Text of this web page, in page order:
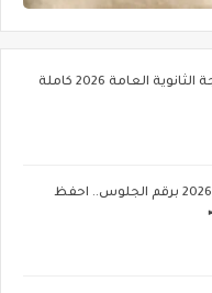
ملف الأسماء بالدرجات نتيجة الثانوية العامة 2026 كاملة
رابط نتيجة الثانوية العامة 2026 برقم الجلوس.. احفظ